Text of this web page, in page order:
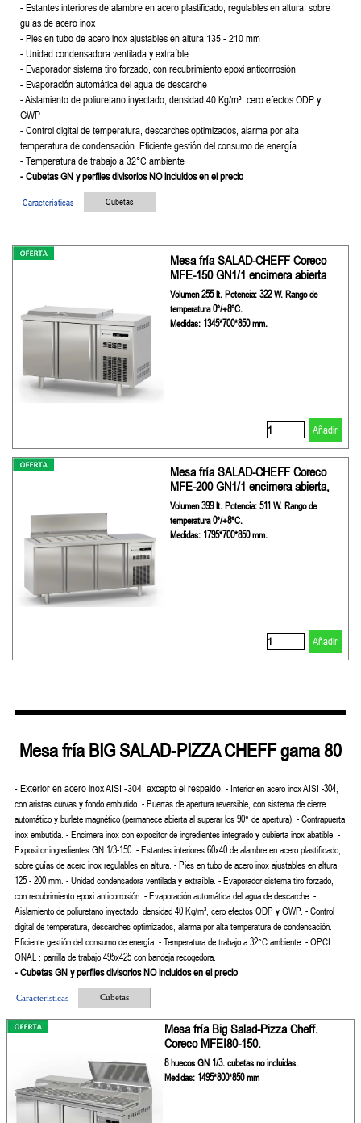
- Estantes interiores de alambre en acero plastificado, regulables en altura, sobre
guías de acero inox
- Pies en tubo de acero inox ajustables en altura 135 - 210 mm
- Unidad condensadora ventilada y extraíble
- Evaporador sistema tiro forzado, con recubrimiento epoxi anticorrosión
- Evaporación automática del agua de descarche
- Aislamiento de poliuretano inyectado, densidad 40 Kg/m³, cero efectos ODP y
GWP
- Control digital de temperatura, descarches optimizados, alarma por alta
temperatura de condensación. Eficiente gestión del consumo de energía
- Temperatura de trabajo a 32°C ambiente
- Cubetas GN y perfiles divisorios NO incluidos en el precio
Características Cubetas
Mesa fría SALAD-CHEFF Coreco
MFE-150 GN1/1 encimera abierta
Volumen 255 lt. Potencia: 322 W. Rango de
temperatura 0º/+8ºC.
Medidas: 1345*700*850 mm.
Añadir
Mesa fría SALAD-CHEFF Coreco
MFE-200 GN1/1 encimera abierta,
Volumen 399 lt. Potencia: 511 W. Rango de
temperatura 0º/+8ºC.
Medidas: 1795*700*850 mm.
Añadir
Mesa fría BIG SALAD-PIZZA CHEFF gama 80
- Exterior en acero inox AISI -304, excepto el respaldo. - Interior en acero inox AISI -304,
con aristas curvas y fondo embutido. - Puertas de apertura reversible, con sistema de cierre
automático y burlete magnético (permanece abierta al superar los 90° de apertura). - Contrapuerta
inox embutida. - Encimera inox con expositor de ingredientes integrado y cubierta inox abatible. -
Expositor ingredientes GN 1/3-150. - Estantes interiores 60x40 de alambre en acero plastificado,
sobre guías de acero inox regulables en altura. - Pies en tubo de acero inox ajustables en altura
125 - 200 mm. - Unidad condensadora ventilada y extraíble. - Evaporador sistema tiro forzado,
con recubrimiento epoxi anticorrosión. - Evaporación automática del agua de descarche. -
Aislamiento de poliuretano inyectado, densidad 40 Kg/m³, cero efectos ODP y GWP. - Control
digital de temperatura, descarches optimizados, alarma poralta temperatura de condensación.
Eficiente gestión del consumo de energía. - Temperatura de trabajo a 32°C ambiente. - OPCI
ONAL : parrilla de trabajo 495x425 con bandeja recogedora.
- Cubetas GN y perfiles divisorios NO incluidos en el precio
Características Cubetas
Mesa fría Big Salad-Pizza Cheff.
Coreco MFEI80-150.
8 huecos GN 1/3. cubetas no incluidas.
Medidas: 1495*800*850 mm